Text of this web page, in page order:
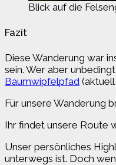
Blick auf die
Fazit
Diese Wanderung war
sein. Wer aber
Baumwipfelpfad
Für unsere Wanderung
Ihr findet unsere Route
Unser persönliches
unterwegs ist. Doch